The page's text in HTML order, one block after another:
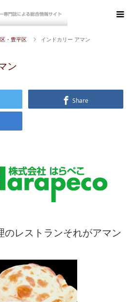
・豊平区 インドカリー アマン
ン
Share
のレストランそれがアマン